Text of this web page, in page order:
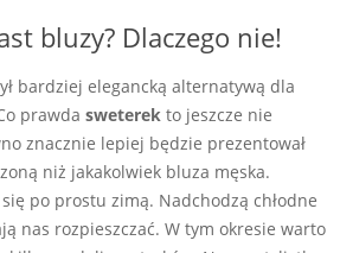
bluzy? Dlaczego nie!
bardziej elegancką alternatywą dla
prawda sweterek to jeszcze nie
znacznie lepiej będzie prezentował
niż jakakolwiek bluza męska.
po prostu zimą. Nadchodzą chłodne
nas rozpieszczać. W tym okresie warto